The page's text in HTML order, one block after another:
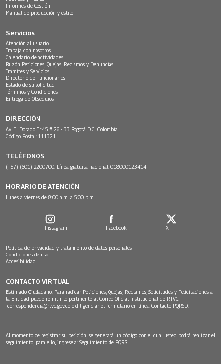
Informes de Gestión
Manual de producción y estilo
Servicios
Atención al usuario
Trabaja con nosotros
Calendario de actividades
Buzón Peticiones, Quejas, Reclamos y Denuncias
Trámites y Servicios
Directorio de Funcionarios
Estado de su solicitud
Términos y Condiciones
Entrega de Obsequios
DIRECCIÓN
Av. El Dorado Cr.45 # 26 - 33 Bogotá D.C. Colombia.
Código Postal: 111321
TELÉFONOS
(+57) (601) 2200700. Línea gratuita nacional: 018000123414
HORARIO DE ATENCIÓN
Lunes a viernes de 8:00 a.m. a 5:00 p.m.
Instagram Facebook X
Política de privacidad y tratamiento de datos personales
Condiciones de uso
Accesibilidad
CONTACTO VIRTUAL
Estimado Ciudadano: Para radicar Peticiones, Quejas, Reclamos, Solicitudes y Felicitaciones a
la Entidad puede remitir lo pertinente al Correo Oficial Institucional de RTVC
correspondencia@rtvc.gov.co o diligenciar el formulario en línea: Contacto PQRSD.
Al momento de registrar su petición, se generará un código con el cual usted podrá realizar el
seguimiento, para ello, ingrese a: Seguimiento de PQRS